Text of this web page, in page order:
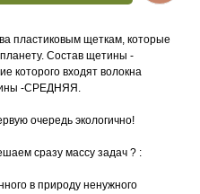
пластиковым щеткам, которые
Состав щетины -
которого входят волокна
-СРЕДНЯЯ.
очередь экологично!
сразу массу задач ? :
в природу ненужного